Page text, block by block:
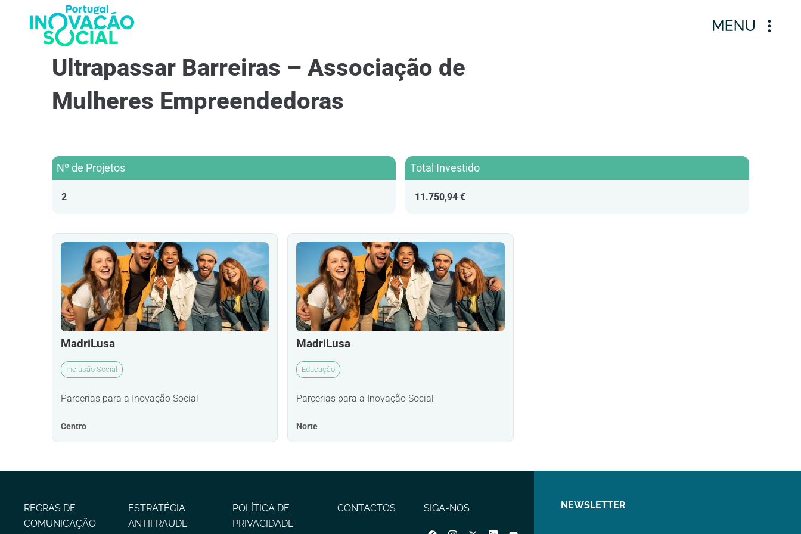
Ultrapassar Barreiras – Associação de
Mulheres Empreendedoras
Nº de Projetos
2
Total Investido
11.750,94 €
MadriLusa
Inclusão Social
Parcerias para a Inovação Social
Centro
MadriLusa
Educação
Parcerias para a Inovação Social
Norte
REGRAS DE
COMUNICAÇÃO
ESTRATÉGIA
ANTIFRAUDE
POLÍTICA DE
PRIVACIDADE
CONTACTOS SIGA-NOS NEWSLETTER